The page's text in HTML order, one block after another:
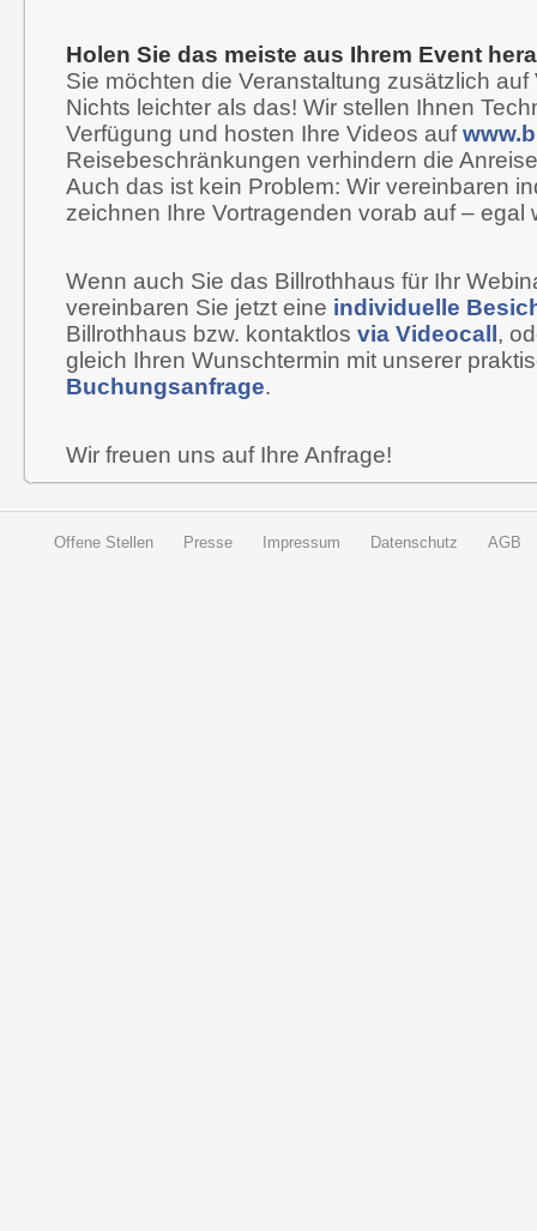
Holen Sie das meiste aus Ihrem Event
Sie möchten die Veranstaltung zusätzlich
Nichts leichter als das! Wir stellen Ihnen
Verfügung und hosten Ihre Videos auf
Reisebeschränkungen verhindern die
Auch das ist kein Problem: Wir vereinbaren
zeichnen Ihre Vortragenden vorab auf – egal
Wenn auch Sie das Billrothhaus für Ihr
vereinbaren Sie jetzt eine individuelle
Billrothhaus bzw. kontaktlosvia Videocall ,
gleich Ihren Wunschtermin mit unserer
Buchungsanfrage.
Wir freuen uns auf Ihre Anfrage!
Offene Stellen Presse Impressum Datenschutz AGB